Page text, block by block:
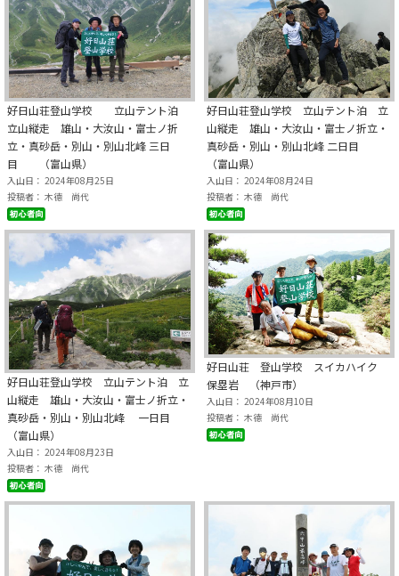
好日山荘登山学校 立山テント泊
立山縦走 雄山・大汝山・富士ノ折
立・真砂岳・別山・別山北峰 三日
目 （富山県）
入山日： 2024年08月25日
投稿者： 木德 尚代
好日山荘登山学校 立山テント泊 立
山縦走 雄山・大汝山・富士ノ折立・
真砂岳・別山・別山北峰 二日目
（富山県）
入山日： 2024年08月24日
投稿者： 木德 尚代
好日山荘登山学校 立山テント泊 立
山縦走 雄山・大汝山・富士ノ折立・
真砂岳・別山・別山北峰 一日目
（富山県）
入山日： 2024年08月23日
投稿者： 木德 尚代
好日山荘 登山学校 スイカハイク
保塁岩 （神戸市）
入山日： 2024年08月10日
投稿者： 木德 尚代